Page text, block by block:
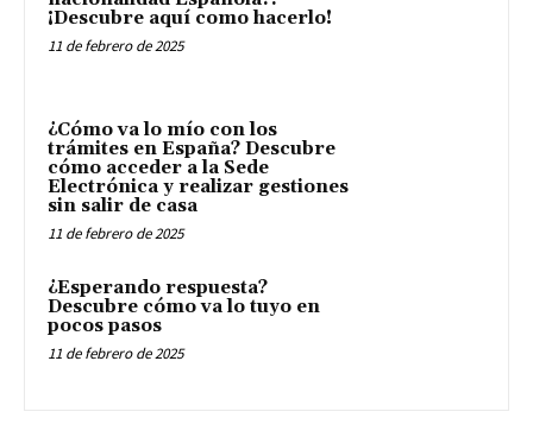
¡Descubre aquí como hacerlo!
11 de febrero de 2025
¿Cómo va lo mío con los
trámites en España? Descubre
cómo acceder a la Sede
Electrónica y realizar gestiones
sin salir de casa
11 de febrero de 2025
¿Esperando respuesta?
Descubre cómo va lo tuyo en
pocos pasos
11 de febrero de 2025